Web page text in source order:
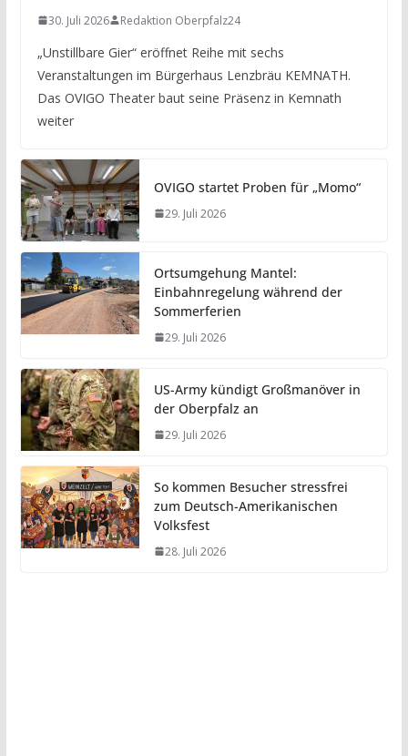
30. Juli 2026 Redaktion Oberpfalz24
„Unstillbare Gier“ eröffnet Reihe mit sechs
Veranstaltungen im Bürgerhaus Lenzbräu KEMNATH.
Das OVIGO Theater baut seine Präsenz in Kemnath
weiter
OVIGO startet Proben für „Momo“
29. Juli 2026
Ortsumgehung Mantel:
Einbahnregelung während der
Sommerferien
29. Juli 2026
US-Army kündigt Großmanöver in
der Oberpfalz an
29. Juli 2026
So kommen Besucher stressfrei
zum Deutsch-Amerikanischen
Volksfest
28. Juli 2026